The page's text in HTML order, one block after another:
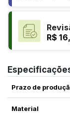
R$
Prazo de
Material